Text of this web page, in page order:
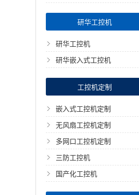
研华工控机
研华工控机
研华嵌入式工控机
工控机定制
嵌入式工控机定制
无风扇工控机定制
多网口工控机定制
三防工控机
国产化工控机